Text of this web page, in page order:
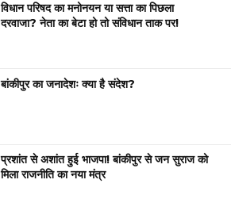
विधान परिषद का मनोनयन या सत्ता का पिछला
दरवाजा? नेता का बेटा हो तो संविधान ताक पर!
बांकीपुर का जनादेशः क्या है संदेश?
प्रशांत से अशांत हुई भाजपा! बांकीपुर से जन सुराज को
मिला राजनीति का नया मंत्र